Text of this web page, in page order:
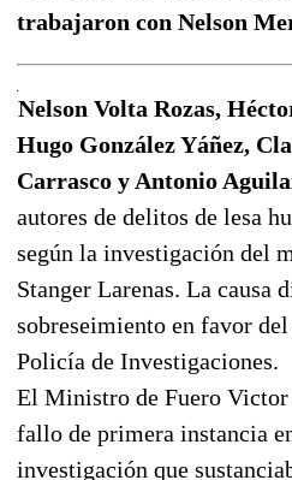
trabajaron con Nelson
Nelson Volta Rozas,
Hugo González Yáñez,
Carrasco y Antonio
autores de delitos de lesa
según la investigación del
Stanger Larenas. La causa
sobreseimiento en favor
Policía de Investigaciones.
El Ministro de Fuero Victor
fallo de primera instancia
investigación que